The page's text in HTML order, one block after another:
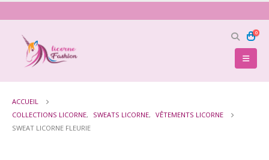
0
ACCUEIL
COLLECTIONS LICORNE, SWEATS LICORNE, VÊTEMENTS LICORNE
SWEAT LICORNE FLEURIE